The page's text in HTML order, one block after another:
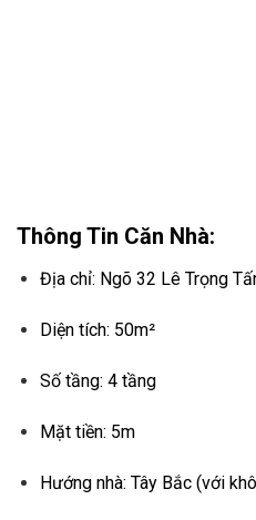
Thông Tin Căn Nhà:
Địa chỉ: Ngõ 32 Lê Trọng
Diện tích: 50m²
Số tầng: 4 tầng
Mặt tiền: 5m
Hướng nhà: Tây Bắc (với